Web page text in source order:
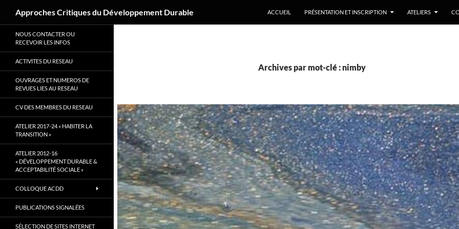
Aller
contenu
Approches Critiques du Développement Durable ACCUEIL PRÉSENTATION ET INSCRIPTION ATELIERS
Archives par mot-clé : nimby
NOUS CONTACTER OU
RECEVOIR LES INFOS
ACTIVITES DU RESEAU
OUVRAGES ET NUMEROS DE
REVUES LIES AU RESEAU
CV DES MEMBRES DU RESEAU
ATELIER 2017-24 « HABITER LA
TRANSITION »
ATELIER 2012-16
« DÉVELOPPEMENT DURABLE &
ACCEPTABILITÉ SOCIALE »
COLLOQUE ACDD
PUBLICATIONS SIGNALÉES
SÉLECTION DE SITES INTERNET